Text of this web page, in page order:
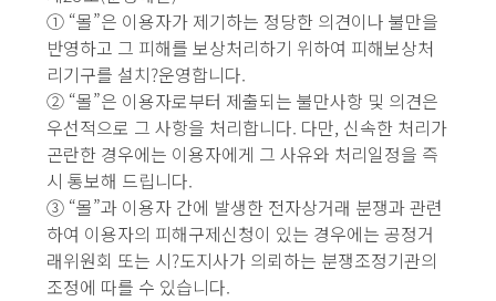
① “몰”은 이용자가 제기하는 정당한 의견이나 불만을
반영하고 그 피해를 보상처리하기 위하여 피해보상처
리기구를 설치?운영합니다.
② “몰”은 이용자로부터 제출되는 불만사항 및 의견은
우선적으로 그 사항을 처리합니다. 다만, 신속한 처리가
곤란한 경우에는 이용자에게 그 사유와 처리일정을 즉
시 통보해 드립니다.
③ “몰”과 이용자 간에 발생한 전자상거래 분쟁과 관련
하여 이용자의 피해구제신청이 있는 경우에는 공정거
래위원회 또는 시?도지사가 의뢰하는 분쟁조정기관의
조정에 따를 수 있습니다.